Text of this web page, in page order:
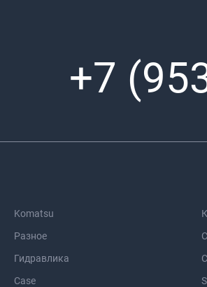
+7
Komatsu
Разное
Гидравлика
Case